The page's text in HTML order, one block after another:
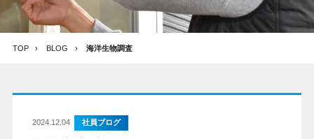
TOP BLOG 海洋生物調査
2024.12.04 社員ブログ